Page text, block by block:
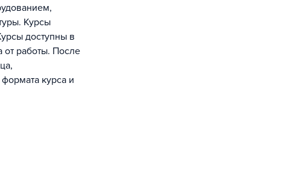
Курсы
доступны в
от работы. После
курса и